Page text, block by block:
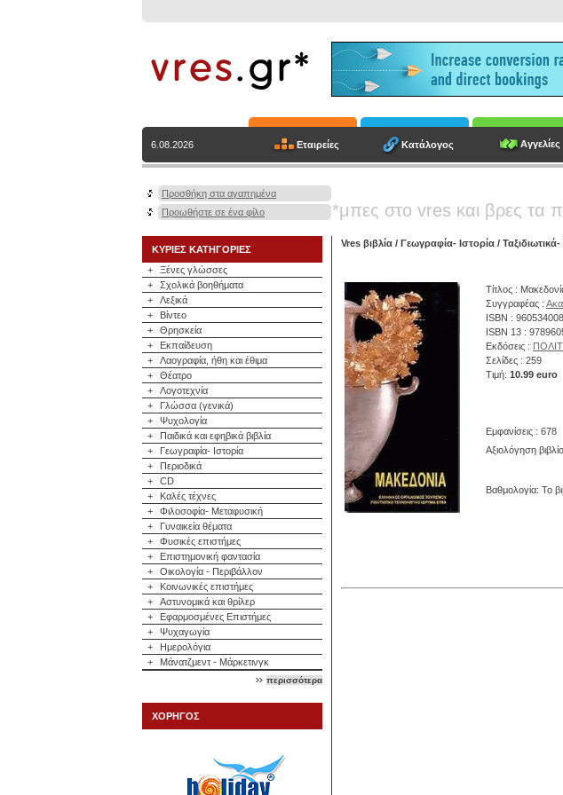
6.08.2026 Εταιρείες Κατάλογος Αγγελίες
Προσθήκη στα αγαπημένα
Προωθήστε σε ένα φίλο
*μπες στο vres και βρες τα
ΚΥΡΙΕΣ ΚΑΤΗΓΟΡΙΕΣ
+
Ξένες γλώσσες
+
Σχολικά βοηθήματα
+
Λεξικά
+
Βίντεο
+
Θρησκεία
+
Εκπαίδευση
+
Λαογραφία, ήθη και έθιμα
+
Θέατρο
+
Λογοτεχνία
+
Γλώσσα (γενικά)
+
Ψυχολογία
+
Παιδικά και εφηβικά βιβλία
+
Γεωγραφία- Ιστορία
+
Περιοδικά
+
CD
+
Καλές τέχνες
+
Φιλοσοφία- Μεταφυσική
+
Γυναικεία θέματα
+
Φυσικές επιστήμες
+
Επιστημονική φαντασία
+
Οικολογία - Περιβάλλον
+
Κοινωνικές επιστήμες
+
Αστυνομικά και θρίλερ
+
Εφαρμοσμένες Επιστήμες
+
Ψυχαγωγία
+
Ημερολόγια
+
Μάνατζμεντ - Μάρκετινγκ
περισσότερα
ΧΟΡΗΓΟΣ
Vres βιβλία / Γεωγραφία- Ιστορία /
Τίτλος :
Συγγραφέας :
ISBN :
ISBN 13 :
Εκδόσεις :
Σελίδες : 259
Τιμή: 10.99 euro
Εμφανίσεις : 678
Αξιολόγηση
Βαθμολογία: Το